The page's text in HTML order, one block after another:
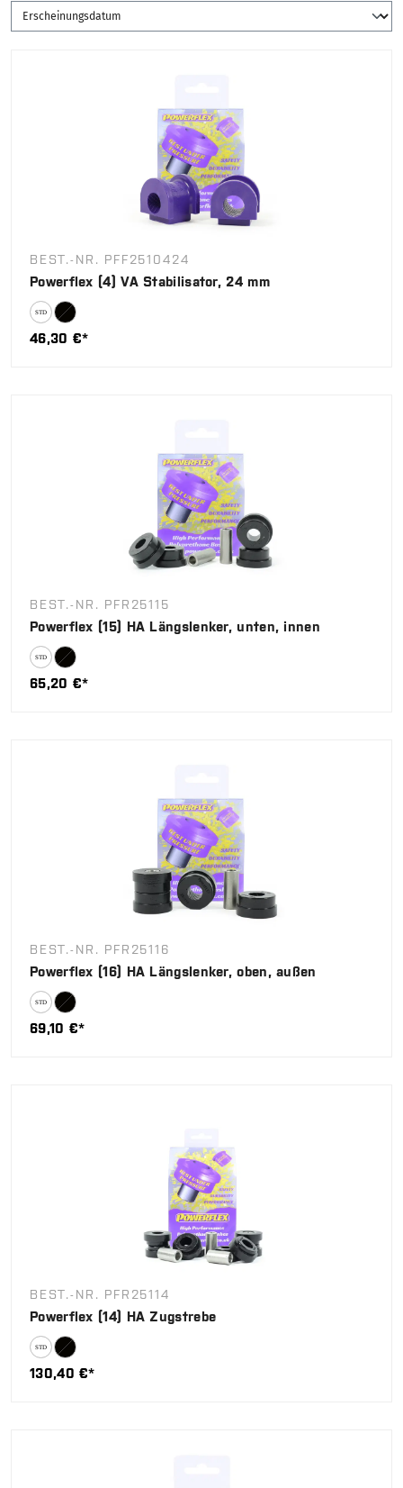
BEST.-NR. PFF2510424
Powerflex (4) VA Stabilisator, 24 mm
46,30 €*
BEST.-NR. PFR25115
Powerflex (15) HA Längslenker, unten, innen
65,20 €*
BEST.-NR. PFR25116
Powerflex (16) HA Längslenker, oben, außen
69,10 €*
BEST.-NR. PFR25114
Powerflex (14) HA Zugstrebe
130,40 €*